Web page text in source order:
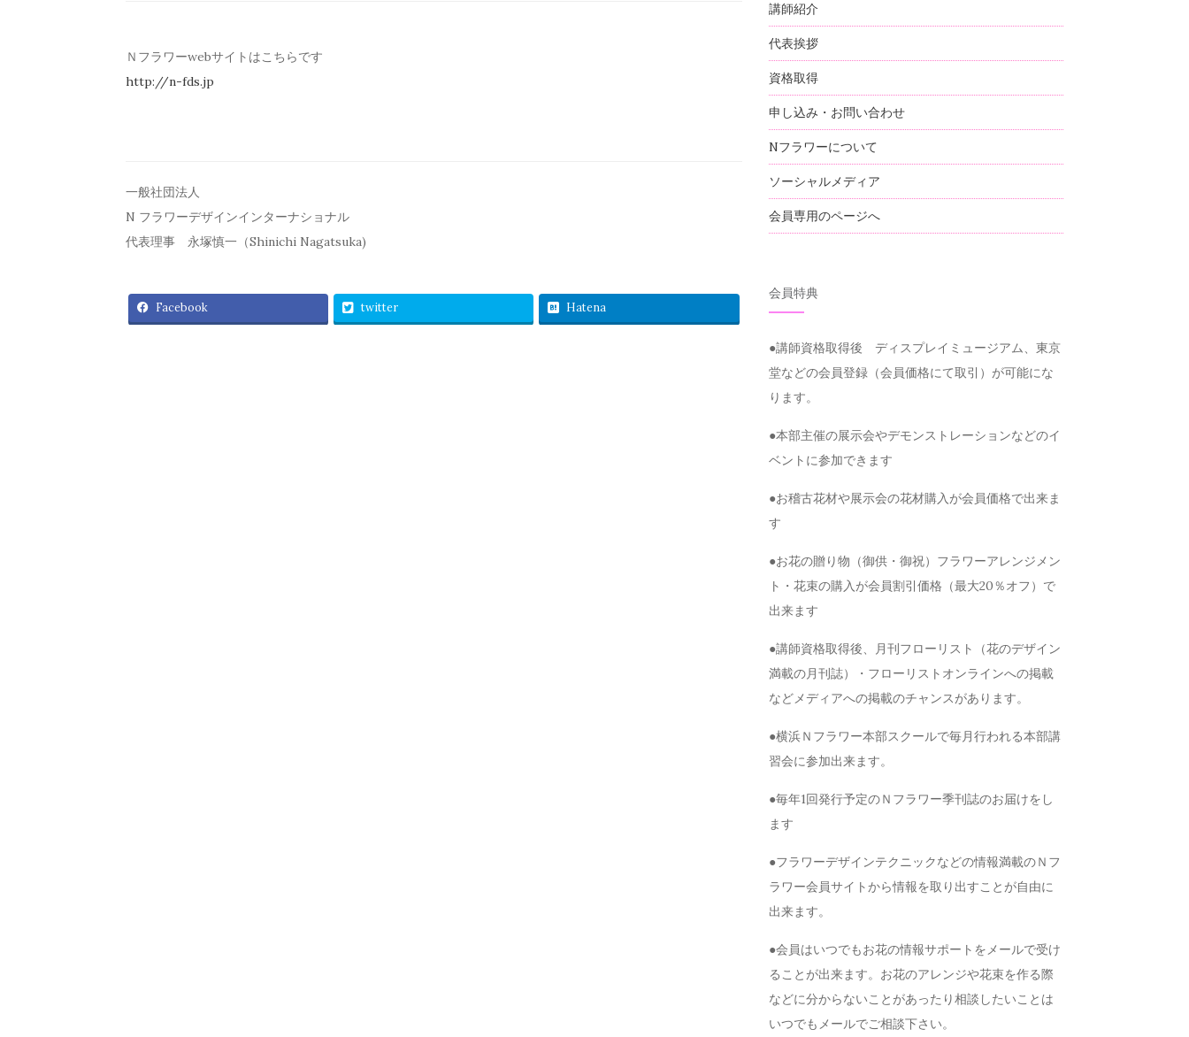
Ｎフラワーwebサイトはこちらです
http://n-fds.jp
一般社団法人
N フラワーデザインインターナショナル
代表理事 永塚慎一（Shinichi Nagatsuka)
Facebook twitter Hatena
講師紹介
代表挨拶
資格取得
申し込み・お問い合わせ
Nフラワーについて
ソーシャルメディア
会員専用のページへ
会員特典
●講師資格取得後 ディスプレイミュージアム、東京
堂などの会員登録（会員価格にて取引）が可能にな
ります。
●本部主催の展示会やデモンストレーションなどのイ
ベントに参加できます
●お稽古花材や展示会の花材購入が会員価格で出来ま
す
●お花の贈り物（御供・御祝）フラワーアレンジメン
ト・花束の購入が会員割引価格（最大20％オフ）で
出来ます
●講師資格取得後、月刊フローリスト（花のデザイン
満載の月刊誌）・フローリストオンラインへの掲載
などメディアへの掲載のチャンスがあります。
●横浜Ｎフラワー本部スクールで毎月行われる本部講
習会に参加出来ます。
●毎年1回発行予定のＮフラワー季刊誌のお届けをし
ます
●フラワーデザインテクニックなどの情報満載のＮフ
ラワー会員サイトから情報を取り出すことが自由に
出来ます。
●会員はいつでもお花の情報サポートをメールで受け
ることが出来ます。お花のアレンジや花束を作る際
などに分からないことがあったり相談したいことは
いつでもメールでご相談下さい。